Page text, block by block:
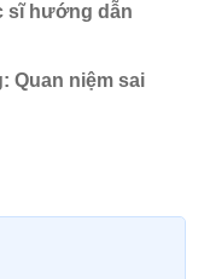
sĩ hướng dẫn
Quan niệm sai